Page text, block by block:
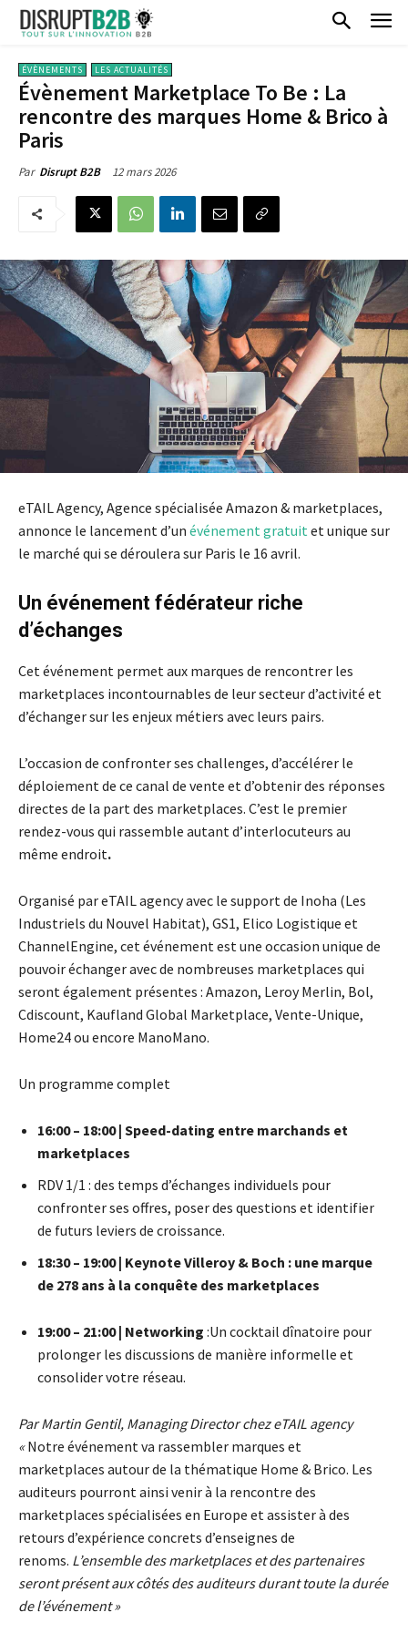
ÉVÈNEMENTS LES ACTUALITÉS
Évènement Marketplace To Be : La
rencontre des marques Home & Brico à
Paris
Par Disrupt B2B 12 mars 2026
eTAIL Agency, Agence spécialisée Amazon & marketplaces,
annonce le lancement d’un événement gratuitet unique sur
le marché qui se déroulera sur Paris le 16 avril.
Un événement fédérateur riche
d’échanges
Cet événement permet aux marques de rencontrer les
marketplaces incontournables de leur secteur d’activité et
d’échanger sur les enjeux métiers avec leurs pairs.
L’occasion de confronter ses challenges, d’accélérer le
déploiement de ce canal de vente et d’obtenir des réponses
directes de la part des marketplaces. C’est le premier
rendez-vous qui rassemble autant d’interlocuteurs au
même endroit.
Organisé par eTAIL agency avec le support de Inoha (Les
Industriels du Nouvel Habitat), GS1, Elico Logistique et
ChannelEngine, cet événement est une occasion unique de
pouvoir échanger avec de nombreuses marketplaces qui
seront également présentes : Amazon, Leroy Merlin, Bol,
Cdiscount, Kaufland Global Marketplace, Vente-Unique,
Home24 ou encore ManoMano.
Un programme complet
16:00 – 18:00 | Speed-dating entre marchands et
marketplaces
RDV 1/1 : des temps d’échanges individuels pour
confronter ses offres, poser des questions et identifier
de futurs leviers de croissance.
18:30 – 19:00 | Keynote Villeroy & Boch : une marque
de 278 ans à la conquête des marketplaces
19:00 – 21:00 | Networking :Un cocktail dînatoire pour
prolonger les discussions de manière informelle et
consolider votre réseau.
Par Martin Gentil, Managing Director chez eTAIL agency
«Notre événement va rassembler marques et
marketplaces autour de la thématique Home & Brico. Les
auditeurs pourront ainsi venir à la rencontre des
marketplaces spécialisées en Europe et assister à des
retours d’expérience concrets d’enseignes de
renoms. L’ensemble des marketplaces et des partenaires
seront présent aux côtés des auditeurs durant toute la durée
de l’événement »